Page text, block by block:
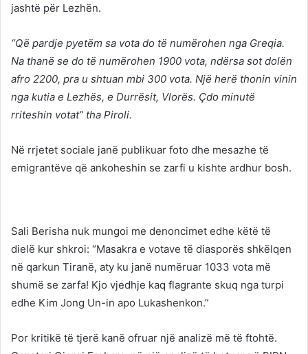
jashtë për Lezhën.
“Që pardje pyetëm sa vota do të numërohen nga Greqia.
Na thanë se do të numërohen 1900 vota, ndërsa sot dolën
afro 2200, pra u shtuan mbi 300 vota. Një herë thonin vinin
nga kutia e Lezhës, e Durrësit, Vlorës. Çdo minutë
rriteshin votat” tha Piroli.
Në rrjetet sociale janë publikuar foto dhe mesazhe të
emigrantëve që ankoheshin se zarfi u kishte ardhur bosh.
Sali Berisha nuk mungoi me denoncimet edhe këtë të
dielë kur shkroi: “Masakra e votave të diasporës shkëlqen
në qarkun Tiranë, aty ku janë numëruar 1033 vota më
shumë se zarfa! Kjo vjedhje kaq flagrante skuq nga turpi
edhe Kim Jong Un-in apo Lukashenkon.”
Por kritikë të tjerë kanë ofruar një analizë më të ftohtë.